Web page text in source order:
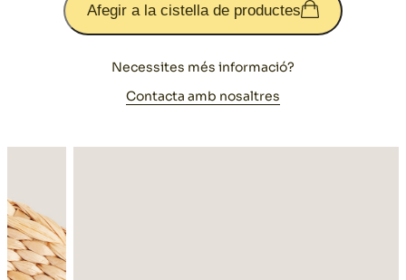
Afegir a la cistella de productes
Necessites més informació?
Contacta amb nosaltres